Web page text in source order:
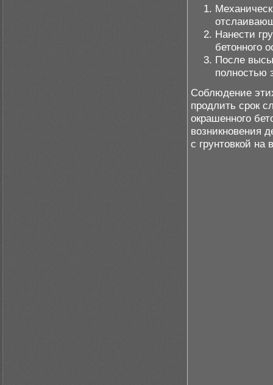
Нанести
бетонного
После
полностью
Соблюдение
продлить срок
окрашенного
возникновения
с грунтовкой на